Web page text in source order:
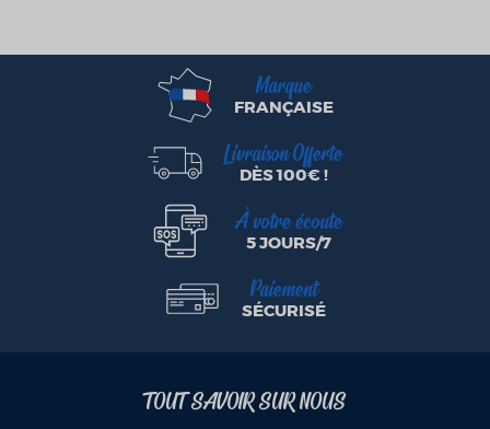
Marque
FRANÇAISE
Livraison Offerte
DÈS 100€ !
À votre écoute
5 JOURS/7
Paiement
SÉCURISÉ
TOUT SAVOIR SUR NOUS